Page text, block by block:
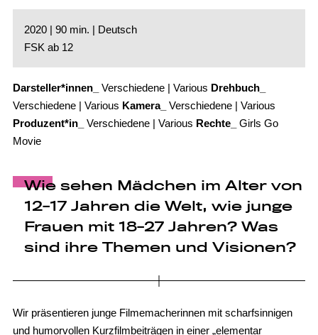
2020 | 90 min. | Deutsch
FSK ab 12
Darsteller*innen_ Verschiedene | Various Drehbuch_
Verschiedene | Various Kamera_
Verschiedene | Various
Produzent*in_
Verschiedene | Various Rechte_
Girls Go
Movie
Wie sehen Mädchen im Alter von
12-17 Jahren die Welt, wie junge
Frauen mit 18-27 Jahren? Was
sind ihre Themen und Visionen?
Wir präsentieren junge Filmemacherinnen mit scharfsinnigen
und humorvollen Kurzfilmbeiträgen in einer „elementar